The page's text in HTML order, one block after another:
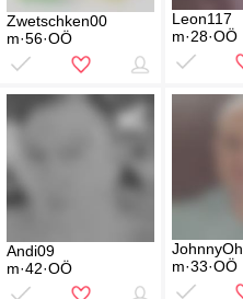
Zwetschken00
m·56·OÖ
Leon117
m·28·OÖ
Andi09
m·42·OÖ
JohnnyOh
m·33·OÖ